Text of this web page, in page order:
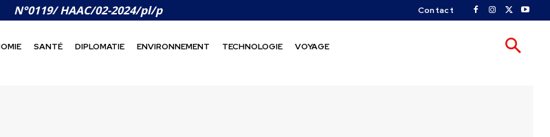
N°0119/ HAAC/02-2024/pl/p Contact
SANTÉ DIPLOMATIE ENVIRONNEMENT TECHNOLOGIE VOYAGE